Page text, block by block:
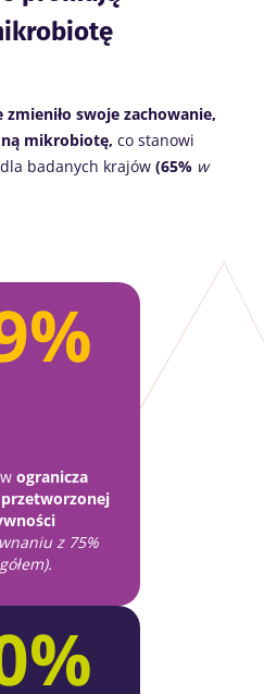
swoje zachowanie,
mikrobiotę, co stanowi
badanych krajów (65% w
ogranicza
z 75%